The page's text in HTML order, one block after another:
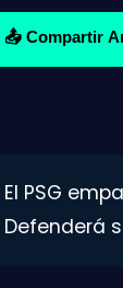
📤 Compartir
El PSG
Defenderá